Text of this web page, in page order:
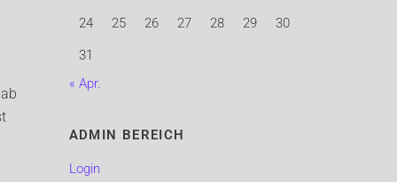
24
25 26 27 28 29
30
31
« Apr.
ADMIN BEREICH
Login